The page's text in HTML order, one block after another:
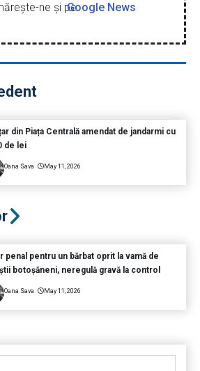
ne şi peGoogle News
din Piața Centrală amendat de jandarmi cu
de lei
Oana Sava May 11, 2026
penal pentru un bărbat oprit la vamă de
botoșăneni, neregulă gravă la control
Oana Sava May 11, 2026